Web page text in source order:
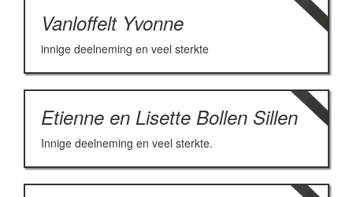
Vanloffelt Yvonne
innige deelneming en veel sterkte
Etienne en Lisette Bollen Sillen
Innige deelneming en veel sterkte.